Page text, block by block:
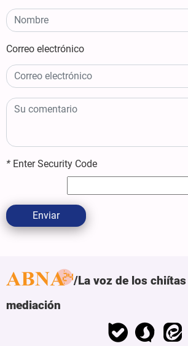
Correo electrónico
* Enter Security Code
Enviar
La voz de los
mediación